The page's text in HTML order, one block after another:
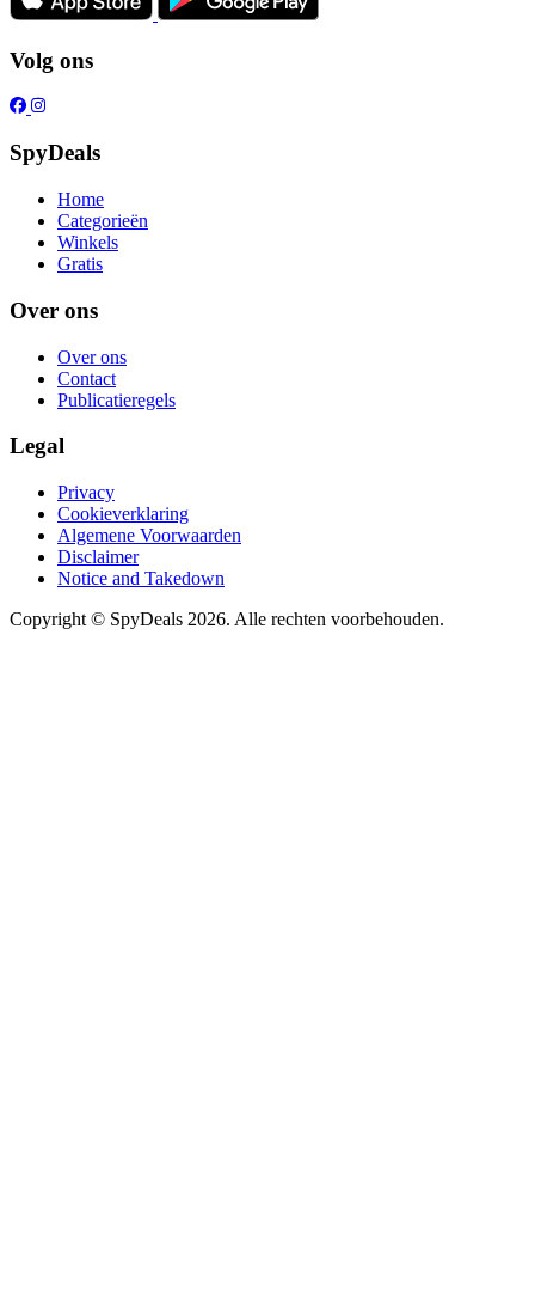
Volg ons
SpyDeals
Home
Categorieën
Winkels
Gratis
Over ons
Over ons
Contact
Publicatieregels
Legal
Privacy
Cookieverklaring
Algemene Voorwaarden
Disclaimer
Notice and Takedown
Copyright © SpyDeals 2026. Alle rechten voorbehouden.